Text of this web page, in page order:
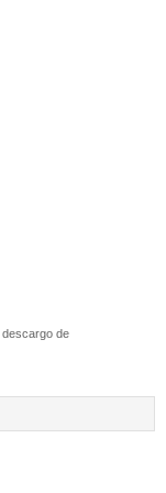
descargo de